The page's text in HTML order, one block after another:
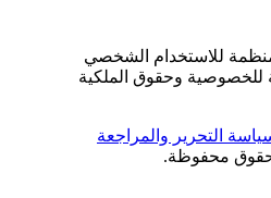
للاستخدام الشخصي
وحقوق الملكية
التحرير والمراجعة
محفوظة.